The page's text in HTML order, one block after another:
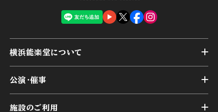
横浜能楽堂について
横浜能楽堂が取り組んだ事業
公演・催事
施設のご利用